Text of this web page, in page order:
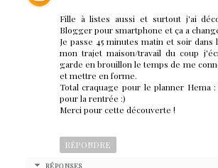
Fille à listes aussi et surtout j'ai
Blogger pour smartphone et ça a
Je passe 45 minutes matin et soir
mon trajet maison/travail du coup
garde en brouillon le temps de me
et mettre en forme.
Total craquage pour le planner Hema
pour la rentrée :)
Merci pour cette découverte !
RÉPONDRE
RÉPONSES